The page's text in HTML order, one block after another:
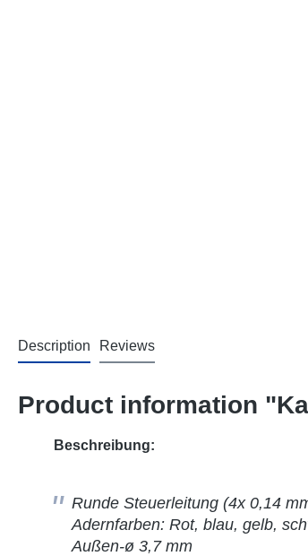
Description Reviews
Product information
Beschreibung:
Runde Steuerleitung (4x 0,14
Adernfarben: Rot, blau, gelb,
Außen-ø 3,7 mm